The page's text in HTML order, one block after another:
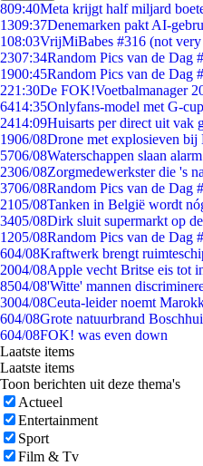
809:40Meta krijgt half miljard
1309:37Denemarken pakt AI-
108:03VrijMiBabes #316 (not
2307:34Random Pics van de Dag
1900:45Random Pics van de Dag
221:30De FOK!Voetbalmanager
6414:35Onlyfans-model met G-
2414:09Huisarts per direct uit vak
1906/08Drone met explosieven
5706/08Waterschappen slaan
2306/08Zorgmedewerkster die 's
3706/08Random Pics van de Dag
2105/08Tanken in België wordt
3405/08Dirk sluit supermarkt op
1205/08Random Pics van de Dag
604/08Kraftwerk brengt
2004/08Apple vecht Britse eis tot
8504/08'Witte' mannen
3004/08Ceuta-leider noemt
604/08Grote natuurbrand
604/08FOK! was even down
Laatste items
Laatste items
Toon berichten uit deze thema's
Actueel
Entertainment
Sport
Film & Tv